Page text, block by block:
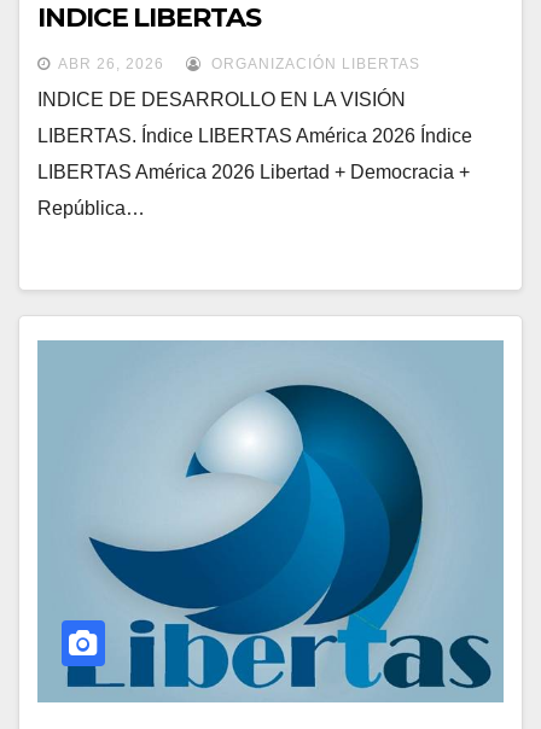
INDICE LIBERTAS
ABR 26, 2026 ORGANIZACIÓN LIBERTAS
INDICE DE DESARROLLO EN LA VISIÓN
LIBERTAS. Índice LIBERTAS América 2026 Índice
LIBERTAS América 2026 Libertad + Democracia +
República…